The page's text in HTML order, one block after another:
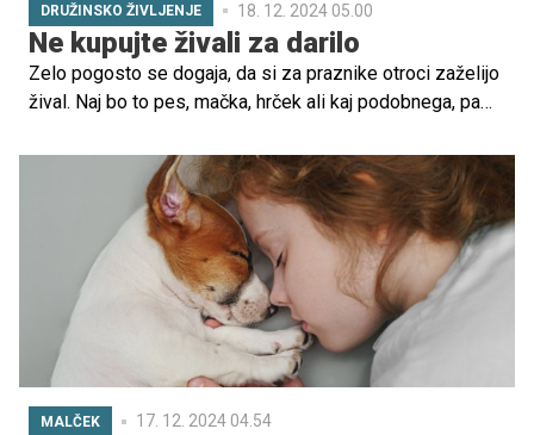
DRUŽINSKO ŽIVLJENJE 18. 12. 2024 05.00
Ne kupujte živali za darilo
Zelo pogosto se dogaja, da si za praznike otroci zaželijo
žival. Naj bo to pes, mačka, hrček ali kaj podobnega, pa
koncu se veselje spremeni v žalost.
MALČEK 17. 12. 2024 04.54